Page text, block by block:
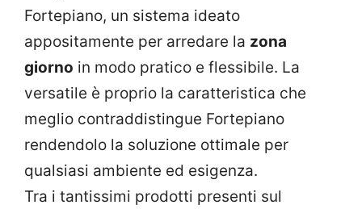
Fortepiano, un sistema ideato
appositamente per arredare la zona
giorno in modo pratico e flessibile. La
versatile è proprio la caratteristica che
meglio contraddistingue Fortepiano
rendendolo la soluzione ottimale per
qualsiasi ambiente ed esigenza.
Tra i tantissimi prodotti presenti sul